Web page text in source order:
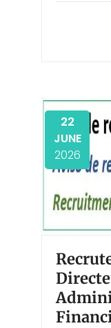
22
JUNE
2026